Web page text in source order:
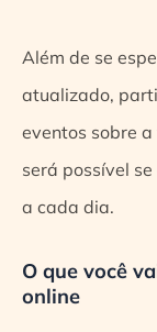
Além de se
atualizado,
eventos sobre
será possível
a cada dia.
O que você
online